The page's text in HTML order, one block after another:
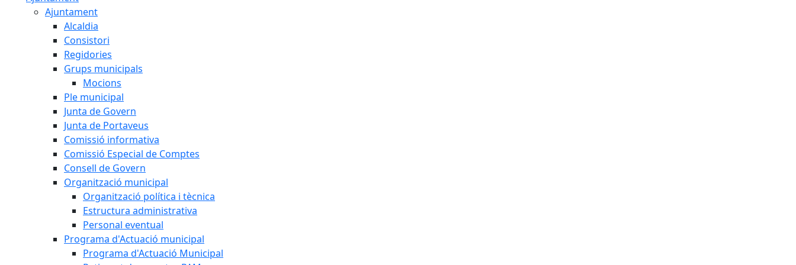
Ajuntament
Alcaldia
Consistori
Regidories
Grups municipals
Mocions
Ple municipal
Junta de Govern
Junta de Portaveus
Comissió informativa
Comissió Especial de Comptes
Consell de Govern
Organització municipal
Organització política i tècnica
Estructura administrativa
Personal eventual
Programa d'Actuació municipal
Programa d'Actuació Municipal